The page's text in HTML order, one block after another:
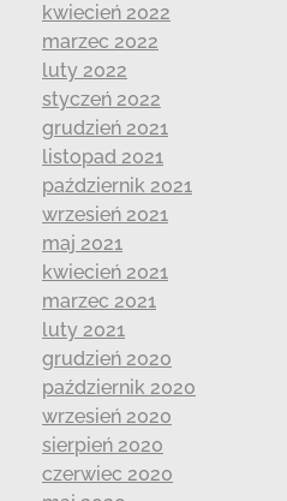
kwiecień 2022
marzec 2022
luty 2022
styczeń 2022
grudzień 2021
listopad 2021
październik 2021
wrzesień 2021
maj 2021
kwiecień 2021
marzec 2021
luty 2021
grudzień 2020
październik 2020
wrzesień 2020
sierpień 2020
czerwiec 2020